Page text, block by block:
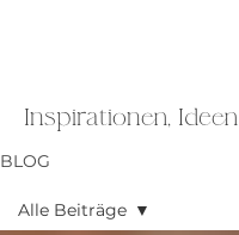
Inspirationen,
BLOG
Alle Beiträge